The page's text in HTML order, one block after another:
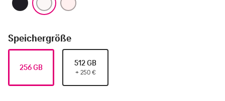
Speichergröße
256 GB 512 GB
+ 250 €